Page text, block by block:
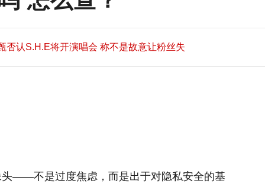
否认S.H.E将开演唱会 称不是故意让粉丝失
否认S.H.E将开演唱会 称不是故意让粉丝失
——不是过度焦虑，而是出于对隐私安全的基